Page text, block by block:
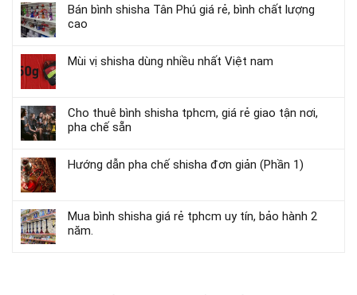
Bán bình shisha Tân Phú giá rẻ, bình chất lượng
cao
Mùi vị shisha dùng nhiều nhất Việt nam
Cho thuê bình shisha tphcm, giá rẻ giao tận nơi,
pha chế sẵn
Hướng dẫn pha chế shisha đơn giản (Phần 1)
Mua bình shisha giá rẻ tphcm uy tín, bảo hành 2
năm.